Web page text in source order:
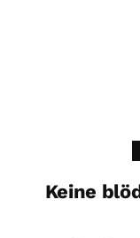
Keine